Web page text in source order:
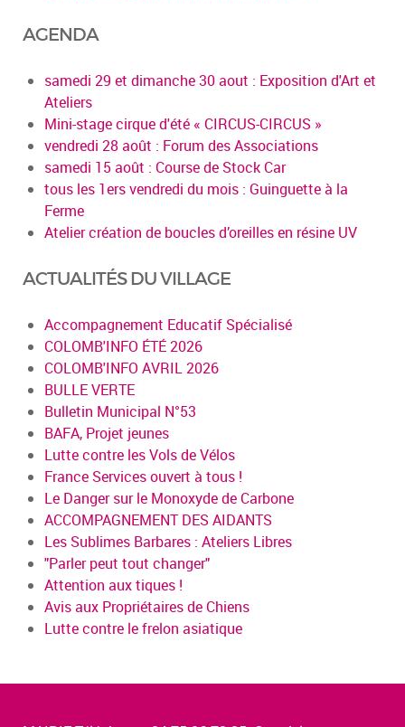
AGENDA
samedi 29 et dimanche 30 aout : Exposition d'Art et
Ateliers
Mini-stage cirque d'été « CIRCUS-CIRCUS »
vendredi 28 août : Forum des Associations
samedi 15 août : Course de Stock Car
tous les 1ers vendredi du mois : Guinguette à la
Ferme
Atelier création de boucles d’oreilles en résine UV
ACTUALITÉS DU VILLAGE
Accompagnement Educatif Spécialisé
COLOMB'INFO ÉTÉ 2026
COLOMB'INFO AVRIL 2026
BULLE VERTE
Bulletin Municipal N°53
BAFA, Projet jeunes
Lutte contre les Vols de Vélos
France Services ouvert à tous !
Le Danger sur le Monoxyde de Carbone
ACCOMPAGNEMENT DES AIDANTS
Les Sublimes Barbares : Ateliers Libres
"Parler peut tout changer"
Attention aux tiques !
Avis aux Propriétaires de Chiens
Lutte contre le frelon asiatique